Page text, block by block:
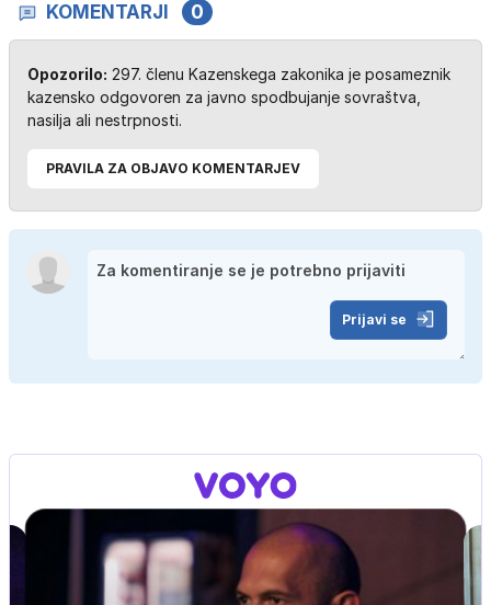
KOMENTARJI 0
Opozorilo: 297. členu Kazenskega zakonika je posameznik
kazensko odgovoren za javno spodbujanje sovraštva,
nasilja ali nestrpnosti.
PRAVILA ZA OBJAVO KOMENTARJEV
Prijavi se